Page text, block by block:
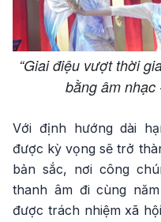
“Giai điệu vượt thời
bằng âm nhạc
Với định hướng dài
được kỳ vọng sẽ trở
bản sắc, nơi công
thanh âm đi cùng
được trách nhiệm xã